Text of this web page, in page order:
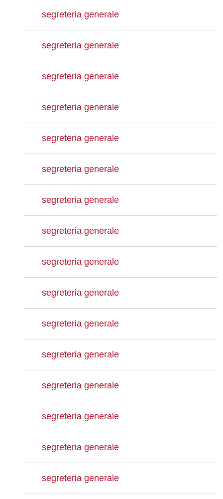
segreteria generale
segreteria generale
segreteria generale
segreteria generale
segreteria generale
segreteria generale
segreteria generale
segreteria generale
segreteria generale
segreteria generale
segreteria generale
segreteria generale
segreteria generale
segreteria generale
segreteria generale
segreteria generale